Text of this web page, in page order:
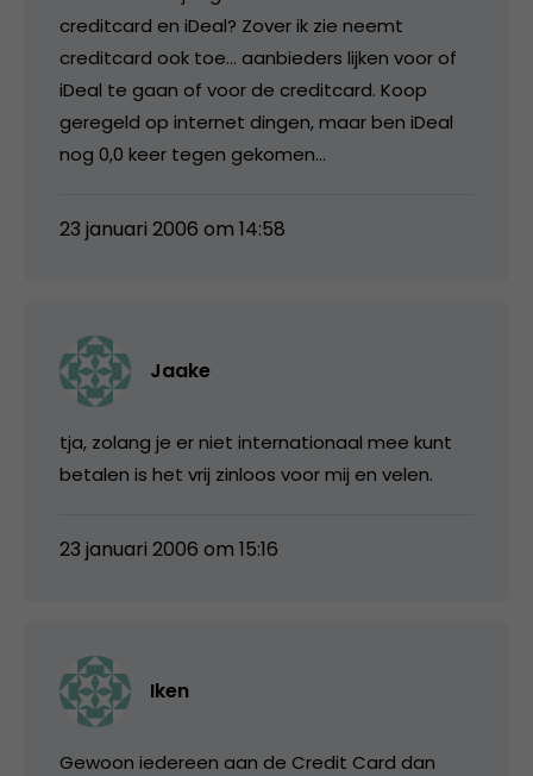
creditcard en iDeal? Zover ik zie neemt
creditcard ook toe… aanbieders lijken voor of
iDeal te gaan of voor de creditcard. Koop
geregeld op internet dingen, maar ben iDeal
nog 0,0 keer tegen gekomen…
23 januari 2006 om 14:58
Jaake
tja, zolang je er niet internationaal mee kunt
betalen is het vrij zinloos voor mij en velen.
23 januari 2006 om 15:16
Iken
Gewoon iedereen aan de Credit Card dan